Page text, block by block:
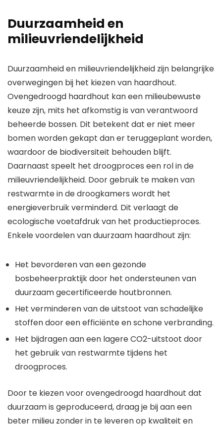
Duurzaamheid en
milieuvriendelijkheid
Duurzaamheid en milieuvriendelijkheid zijn belangrijke
overwegingen bij het kiezen van haardhout.
Ovengedroogd haardhout kan een milieubewuste
keuze zijn, mits het afkomstig is van verantwoord
beheerde bossen. Dit betekent dat er niet meer
bomen worden gekapt dan er teruggeplant worden,
waardoor de biodiversiteit behouden blijft.
Daarnaast speelt het droogproces een rol in de
milieuvriendelijkheid. Door gebruik te maken van
restwarmte in de droogkamers wordt het
energieverbruik verminderd. Dit verlaagt de
ecologische voetafdruk van het productieproces.
Enkele voordelen van duurzaam haardhout zijn:
Het bevorderen van een gezonde
bosbeheerpraktijk door het ondersteunen van
duurzaam gecertificeerde houtbronnen.
Het verminderen van de uitstoot van schadelijke
stoffen door een efficiënte en schone verbranding.
Het bijdragen aan een lagere CO2-uitstoot door
het gebruik van restwarmte tijdens het
droogproces.
Door te kiezen voor ovengedroogd haardhout dat
duurzaam is geproduceerd, draag je bij aan een
beter milieu zonder in te leveren op kwaliteit en